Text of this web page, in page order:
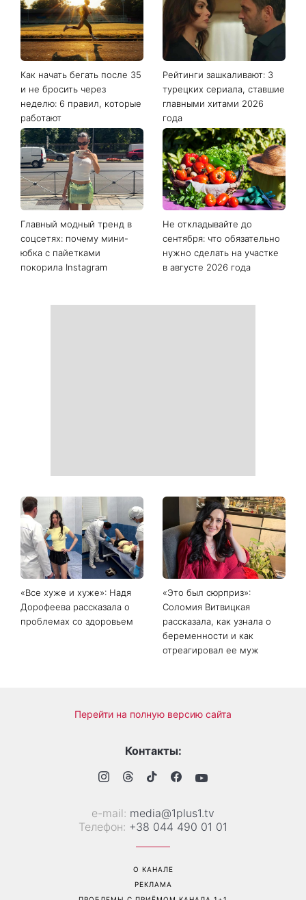
Как начать бегать после 35
и не бросить через
неделю: 6 правил, которые
работают
Рейтинги зашкаливают: 3
турецких сериала, ставшие
главными хитами 2026
года
Главный модный тренд в
соцсетях: почему мини-
юбка с пайетками
покорила Instagram
Не откладывайте до
сентября: что обязательно
нужно сделать на участке
в августе 2026 года
«Все хуже и хуже»: Надя
Дорофеева рассказала о
проблемах со здоровьем
«Это был сюрприз»:
Соломия Витвицкая
рассказала, как узнала о
беременности и как
отреагировал ее муж
Перейти на полную версию сайта
Контакты:
е-mail: media@1plus1.tv
Телефон: +38 044 490 01 01
О КАНАЛЕ
РЕКЛАМА